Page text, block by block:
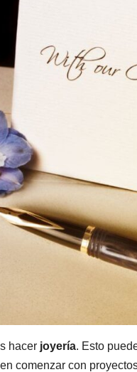
hacer joyería. Esto
comenzar con